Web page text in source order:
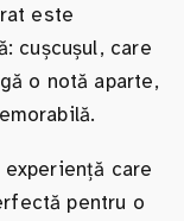
este
cușcușul, care
o notă aparte,
care
pentru o